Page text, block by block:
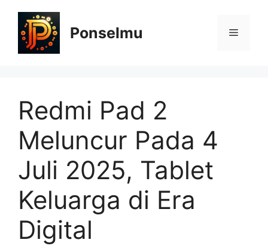
content
Ponselmu Menu
Redmi Pad 2
Meluncur Pada 4
Juli 2025, Tablet
Keluarga di Era
Digital